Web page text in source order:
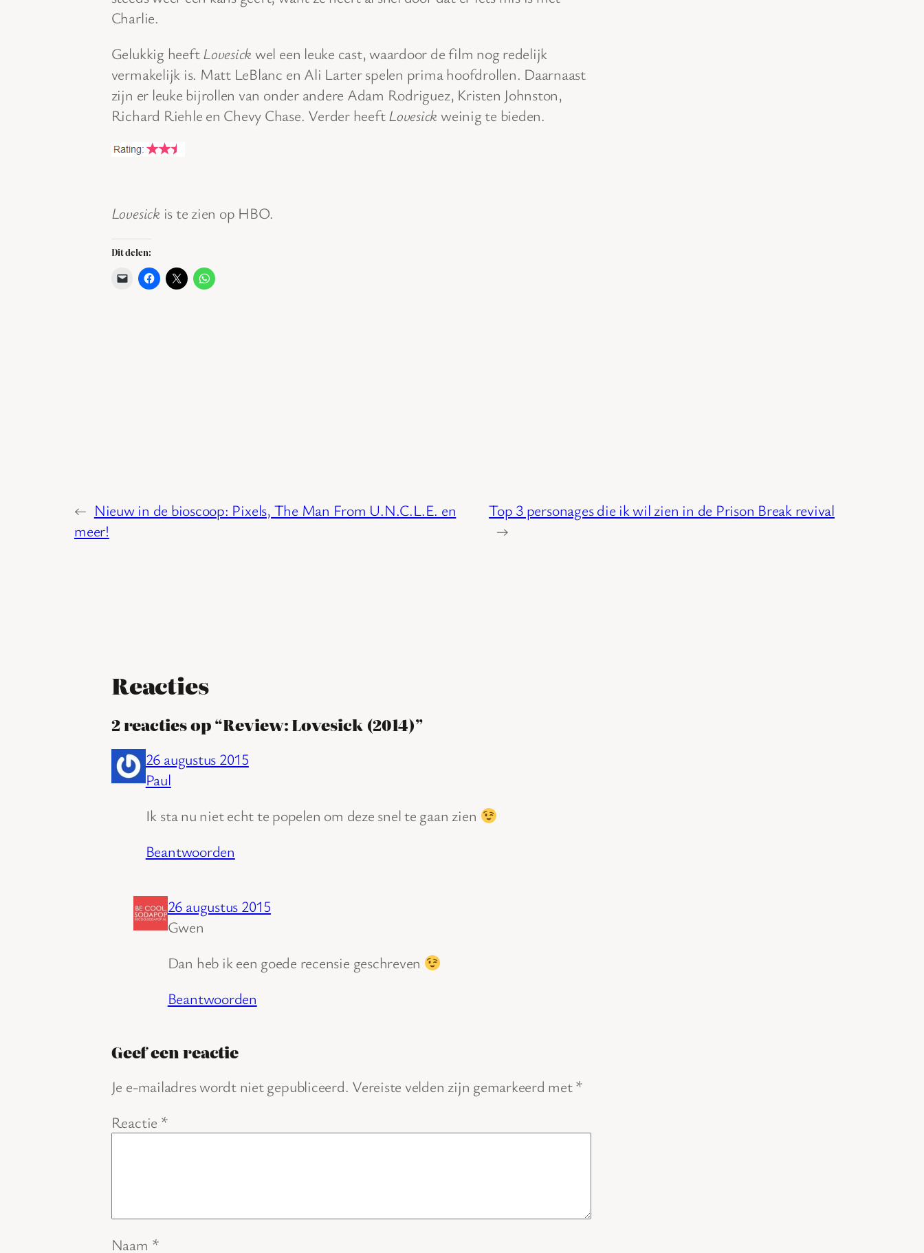
Charlie.
Gelukkig heeftLovesick wel een leuke cast, waardoor de film nog redelijk
vermakelijk is. Matt LeBlanc en Ali Larter spelen prima hoofdrollen. Daarnaast
zijn er leuke bijrollen van onder andere Adam Rodriguez, Kristen Johnston,
Richard Riehle en Chevy Chase. Verder heeftLovesick weinig te bieden.
Lovesick is te zien op HBO.
Dit delen:
← Nieuw in de bioscoop: Pixels, The Man From U.N.C.L.E. en
meer!
Top 3 personages die ik wil zien in de Prison Break revival
→
Reacties
2 reacties op “Review: Lovesick (2014)”
26 augustus 2015
Paul
Ik sta nu niet echt te popelen om deze snel te gaan zien
Beantwoorden
26 augustus 2015
Gwen
Dan heb ik een goede recensie geschreven
Beantwoorden
Geef een reactie
Je e-mailadres wordt niet gepubliceerd. Vereiste velden zijn gemarkeerd met*
Reactie *
Naam *